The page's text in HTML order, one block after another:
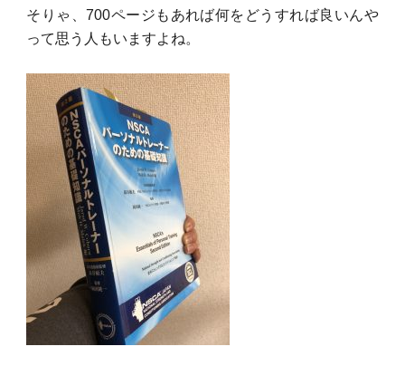
そりゃ、700ページもあれば何をどうすれば良いんや
って思う人もいますよね。